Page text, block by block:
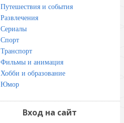
Путешествия и события
Развлечения
Сериалы
Спорт
Транспорт
Фильмы и анимация
Хобби и образование
Юмор
Вход на сайт